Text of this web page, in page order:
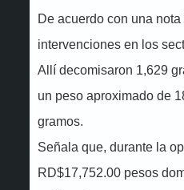
De acuerdo con una
intervenciones en los
Allí decomisaron 1,629
un peso aproximado de
gramos.
Señala que, durante la
RD$17,752.00 pesos